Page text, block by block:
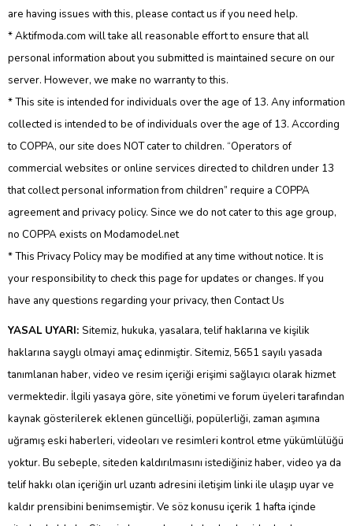
are having issues with this, please contact us if you need help.
* Aktifmoda.com will take all reasonable effort to ensure that all
personal information about you submitted is maintained secure on our
server. However, we make no warranty to this.
* This site is intended for individuals over the age of 13. Any information
collected is intended to be of individuals over the age of 13. According
to COPPA, our site does NOT cater to children. “Operators of
commercial websites or online services directed to children under 13
that collect personal information from children” require a COPPA
agreement and privacy policy. Since we do not cater to this age group,
no COPPA exists on Modamodel.net
* This Privacy Policy may be modified at any time without notice. It is
your responsibility to check this page for updates or changes. If you
have any questions regarding your privacy, then Contact Us
YASAL UYARI: Sitemiz, hukuka, yasalara, telif haklarına ve kişilik
haklarına sayglı olmayi amaç edinmiştir. Sitemiz, 5651 sayılı yasada
tanımlanan haber, video ve resim içeriği erişimi sağlayıcı olarak hizmet
vermektedir. İlgili yasaya göre, site yönetimi ve forum üyeleri tarafından
kaynak gösterilerek eklenen güncelliği, popülerliği, zaman aşımına
uğramış eski haberleri, videoları ve resimleri kontrol etme yükümlülüğü
yoktur. Bu sebeple, siteden kaldırılmasını istediğiniz haber, video ya da
telif hakkı olan içeriğin url uzantı adresini iletişim linki ile ulaşıp uyar ve
kaldır prensibini benimsemiştir. Ve söz konusu içerik 1 hafta içinde